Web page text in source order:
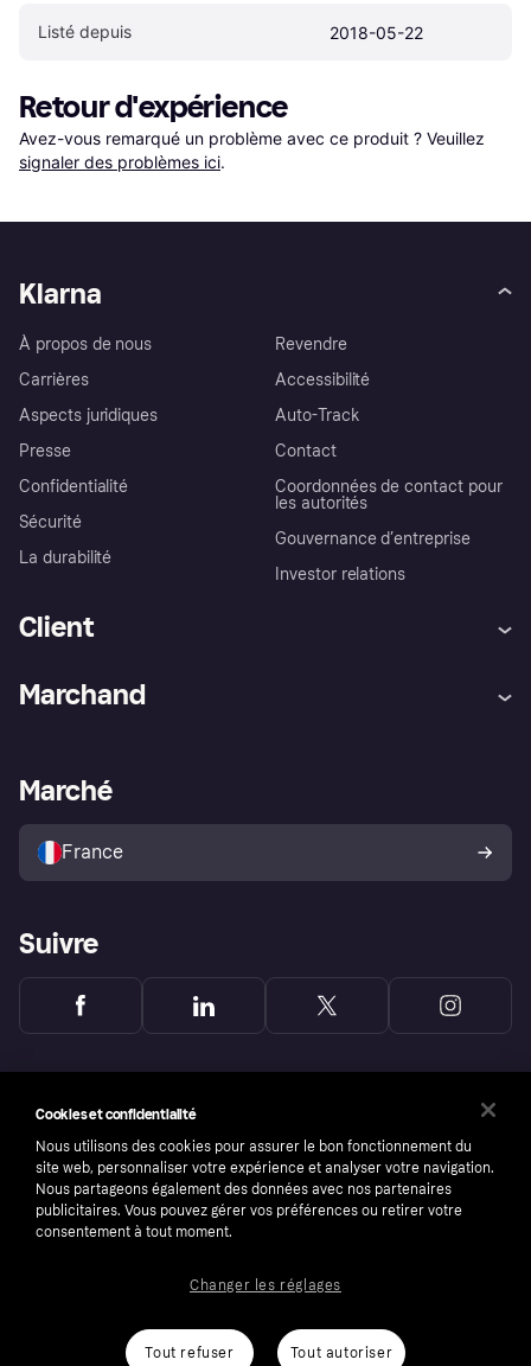
Listé depuis 2018-05-22
Retour d'expérience
Avez-vous remarqué un problème avec ce produit ? Veuillez
signaler des problèmes ici.
Klarna
À propos de nous
Carrières
Aspects juridiques
Presse
Confidentialité
Sécurité
La durabilité
Revendre
Accessibilité
Auto-Track
Contact
Coordonnées de contact pour
les autorités
Gouvernance d’entreprise
Investor relations
Client
Explorez les magasins
Politique de protection de
l’acheteur Klarna
Marchand
Portail Marchand
Marché
France
Suivre
number: 556737-0431
Cookies et confidentialité
Nous utilisons des cookies pour assurer le bon fonctionnement du
site web, personnaliser votre expérience et analyser votre navigation.
Nous partageons également des données avec nos partenaires
publicitaires. Vous pouvez gérer vos préférences ou retirer votre
consentement à tout moment.
Tout refuser Tout autoriser
Changer les réglages